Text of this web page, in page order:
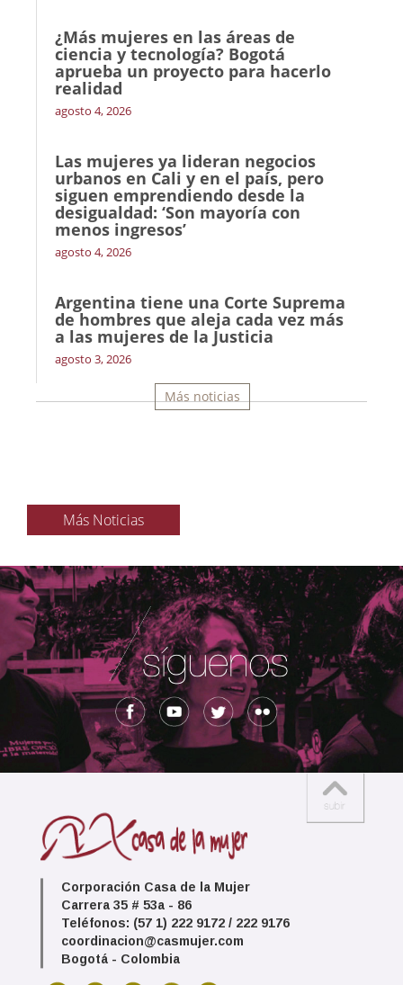
¿Más mujeres en las áreas de
ciencia y tecnología? Bogotá
aprueba un proyecto para hacerlo
realidad
agosto 4, 2026
Las mujeres ya lideran negocios
urbanos en Cali y en el país, pero
siguen emprendiendo desde la
desigualdad: ‘Son mayoría con
menos ingresos’
agosto 4, 2026
Argentina tiene una Corte Suprema
de hombres que aleja cada vez más
a las mujeres de la Justicia
agosto 3, 2026
Más noticias
Más Noticias
Corporación Casa de la Mujer
Carrera 35 # 53a - 86
Teléfonos: (57 1) 222 9172 / 222 9176
coordinacion@casmujer.com
Bogotá - Colombia